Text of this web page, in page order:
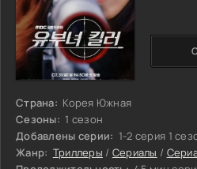
Страна: Корея Южная
Сезоны: 1 сезон
Добавлены серии: 1-2 серия 1
Жанр: Триллеры / Сериалы /